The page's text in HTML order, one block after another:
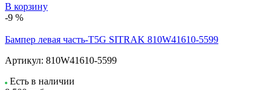
В корзину
-9 %
Бампер левая часть-T5G SITRAK 810W41610-5599
Артикул: 810W41610-5599
Есть в наличии